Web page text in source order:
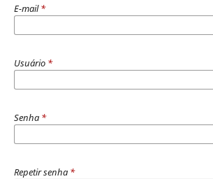
E-mail*
Usuário *
Senha *
Repetir senha *